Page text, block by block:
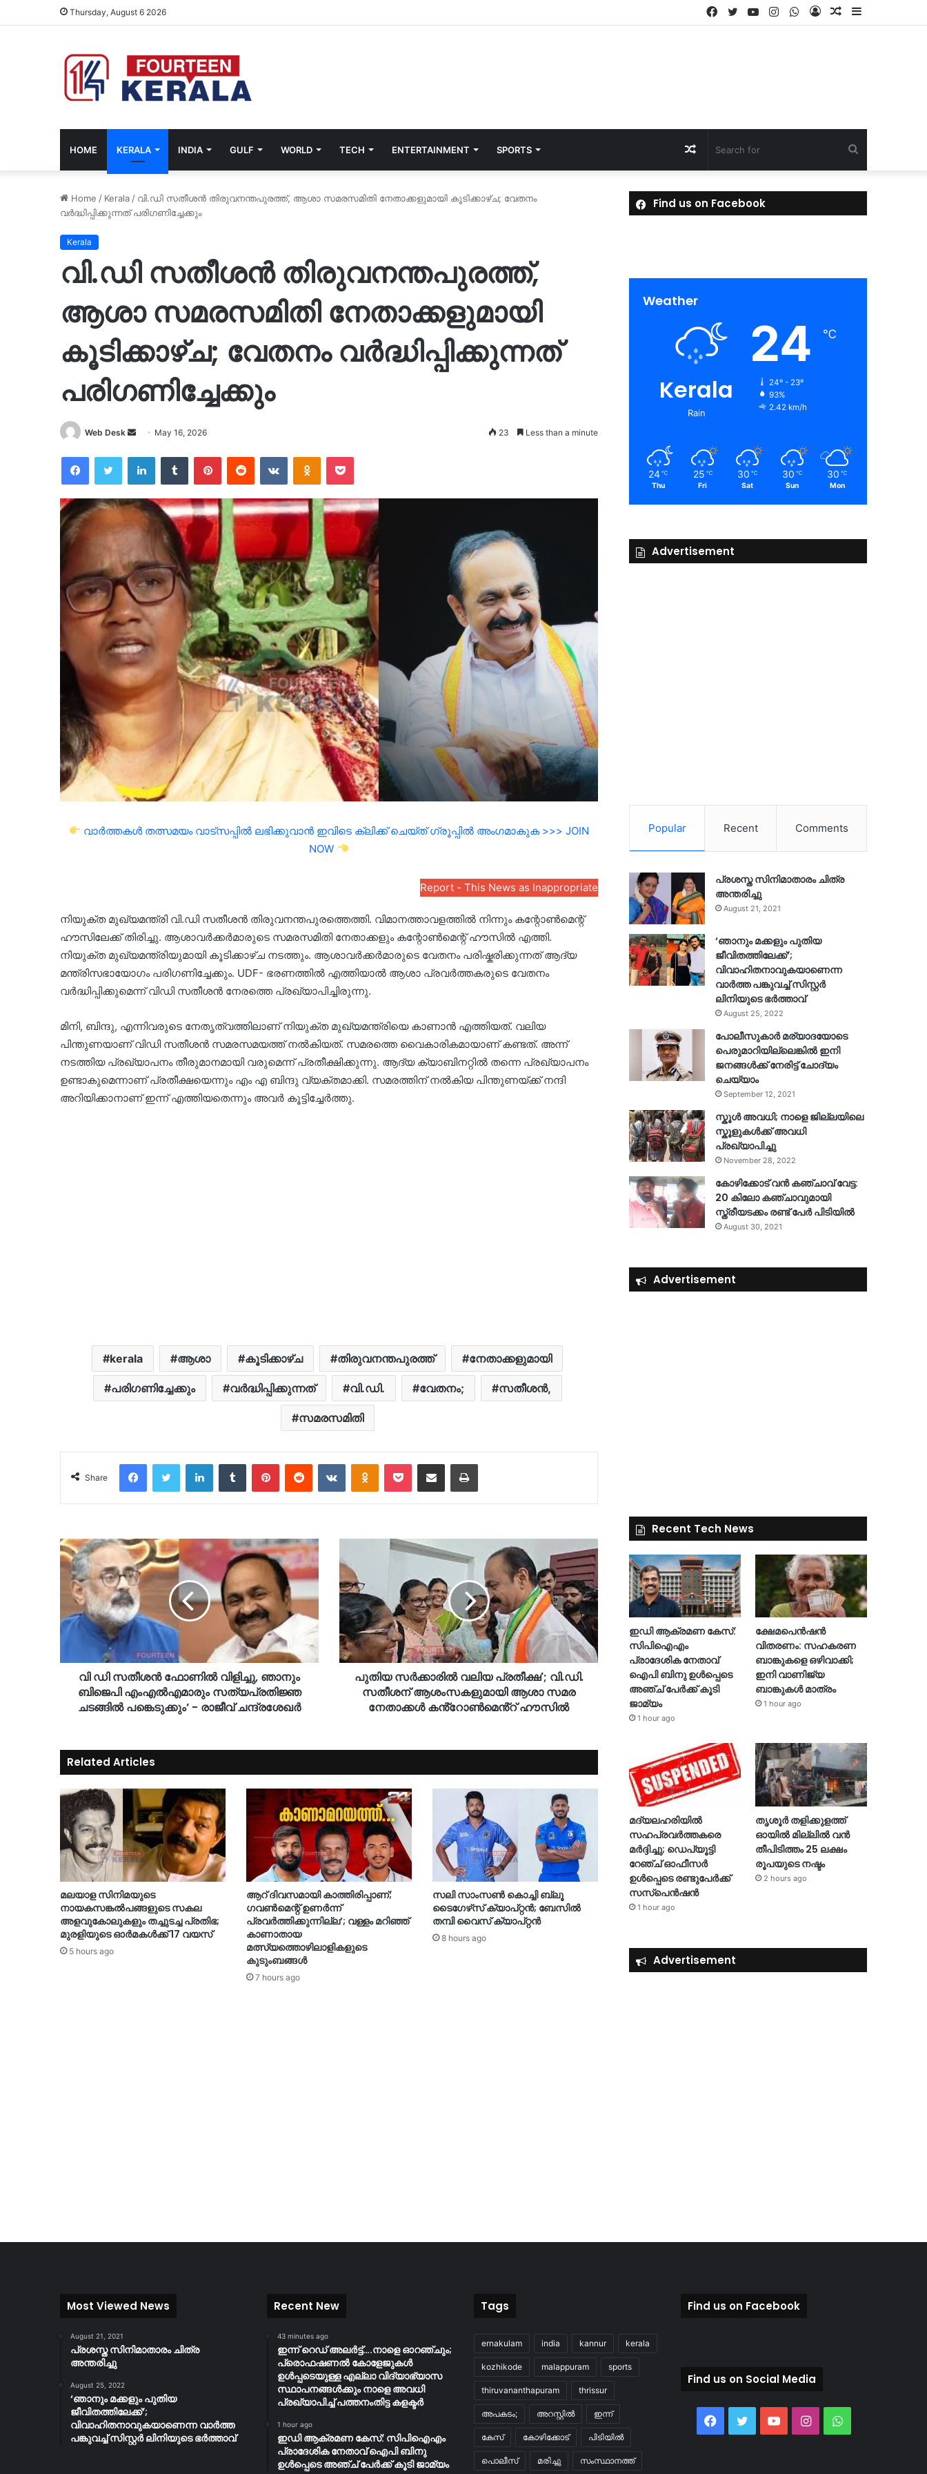
Thursday, August 6 2026 Sidebar
Random
Log
WhatsApp
Instagram
YouTube
Twitter
Facebook
HOME KERALA INDIA GULF WORLD TECH ENTERTAINMENT SPORTS
for
Random
Article
Home / Kerala / വി.ഡി സതീശൻ തിരുവനന്തപുരത്ത്, ആശാ സമരസമിതി നേതാക്കളുമായി കൂടിക്കാഴ്ച; വേതനം
വർദ്ധിപ്പിക്കുന്നത് പരിഗണിച്ചേക്കും
Kerala
വി.ഡി സതീശൻ തിരുവനന്തപുരത്ത്,
ആശാ സമരസമിതി നേതാക്കളുമായി
കൂടിക്കാഴ്ച; വേതനം വർദ്ധിപ്പിക്കുന്നത്
പരിഗണിച്ചേക്കും
Web Desk
Send
email
May 16, 2026 23 Less than a minute
FacebookTwitter LinkedInTumblr PinterestReddit VKontakteOdnoklassniki
Pocket
വാർത്തകൾ തത്സമയം വാട്സപ്പിൽ ലഭിക്കുവാൻ ഇവിടെ ക്ലിക്ക് ചെയ്ത് ഗ്രൂപ്പിൽ അംഗമാകുക >>> JOIN
NOW
Report - This News as Inappropriate
നിയുക്ത മുഖ്യമന്ത്രി വി.ഡി സതീശൻ തിരുവനന്തപുരത്തെത്തി. വിമാനത്താവളത്തിൽ നിന്നും കന്റോൺമെന്റ്
ഹൗസിലേക്ക് തിരിച്ചു. ആശാവർക്കർമാരുടെ സമരസമിതി നേതാക്കളും കന്റോൺമെന്റ് ഹൗസിൽ എത്തി.
നിയുക്ത മുഖ്യമന്ത്രിയുമായി കൂടിക്കാഴ്ച നടത്തും. ആശാവർക്കർമാരുടെ വേതനം പരിഷ്കരിക്കുന്നത് ആദ്യ
മന്ത്രിസഭായോഗം പരിഗണിച്ചേക്കും. UDF- ഭരണത്തിൽ എത്തിയാൽ ആശാ പ്രവർത്തകരുടെ വേതനം
വർദ്ധിപ്പിക്കുമെന്ന് വിഡി സതീശൻ നേരത്തെ പ്രഖ്യാപിച്ചിരുന്നു.
മിനി, ബിന്ദു, എന്നിവരുടെ നേതൃത്വത്തിലാണ് നിയുക്ത മുഖ്യമന്ത്രിയെ കാണാൻ എത്തിയത്. വലിയ
പിന്തുണയാണ് വിഡി സതീശൻ സമരസമയത്ത് നൽകിയത്. സമരത്തെ വൈകാരികമായാണ് കണ്ടത്. അന്ന്
നടത്തിയ പ്രഖ്യാപനം തീരുമാനമായി വരുമെന്ന് പ്രതീക്ഷിക്കുന്നു. ആദ്യ ക്യാബിനറ്റിൽ തന്നെ പ്രഖ്യാപനം
ഉണ്ടാകുമെന്നാണ് പ്രതീക്ഷയെന്നും എം എ ബിന്ദു വ്യക്തമാക്കി. സമരത്തിന് നൽകിയ പിന്തുണയ്ക്ക് നന്ദി
അറിയിക്കാനാണ് ഇന്ന് എത്തിയതെന്നും അവർ കൂട്ടിച്ചേർത്തു.
kerala ആശാ കൂടിക്കാഴ്ച തിരുവനന്തപുരത്ത് നേതാക്കളുമായി
പരി​ഗണിച്ചേക്കും വർദ്ധിപ്പിക്കുന്നത് വി.ഡി. വേതനം; സതീശൻ,
സമരസമിതി
Share
FacebookTwitter LinkedInTumblr PinterestReddit VKontakteOdnoklassniki
Pocket Share via Email Print
വി ഡി സതീശൻ ഫോണിൽ വിളിച്ചു, ഞാനും
ബിജെപി എംഎൽഎമാരും സത്യപ്രതിജ്ഞ
ചടങ്ങിൽ പങ്കെടുക്കും’ - രാജീവ് ചന്ദ്രശേഖർ
പുതിയ സർക്കാരിൽ വലിയ പ്രതീക്ഷ'; വി.ഡി.
സതീശന് ആശംസകളുമായി ആശാ സമര
നേതാക്കൾ കൻ്റോൺമെൻ്റ് ഹൗസിൽ
Related Articles
മലയാള സിനിമയുടെ
നായകസങ്കല്‍പങ്ങളുടെ സകല
അളവുകോലുകളും തച്ചുടച്ച പ്രതിഭ;
മുരളിയുടെ ഓര്‍മകള്‍ക്ക് 17 വയസ്
5 hours ago
ആറ് ദിവസമായി കാത്തിരിപ്പാണ്;
ഗവണ്‍മെന്റ് ഉണര്‍ന്ന്
പ്രവര്‍ത്തിക്കുന്നില്ല’; വള്ളം മറിഞ്ഞ്
കാണാതായ
മത്സ്യത്തൊഴിലാളികളുടെ
കുടുംബങ്ങള്‍
7 hours ago
സലി സാംസണ്‍ കൊച്ചി ബ്ലൂ
ടൈഗേഴ്‌സ് ക്യാപ്റ്റന്‍; ബേസില്‍
തമ്പി വൈസ് ക്യാപ്റ്റന്‍
8 hours ago
Find us on Facebook
Weather
Kerala
Rain
24 ℃
24º - 23º
93%
2.42 km/h
24 ℃
Thu
25 ℃
Fri
30 ℃
Sat
30 ℃
Sun
30 ℃
Mon
Advertisement
Popular Recent Comments
പ്രശസ്ത സിനിമാതാരം ചിത്ര
അന്തരിച്ചു
August 21, 2021
‘ഞാനും മക്കളും പുതിയ
ജീവിതത്തിലേക്ക്’;
വിവാഹിതനാവുകയാണെന്ന
വാർത്ത പങ്കുവച്ച് സിസ്റ്റർ
ലിനിയുടെ ഭർത്താവ്
August 25, 2022
പോലീസുകാര്‍ മര്യാദയോടെ
പെരുമാറിയില്ലെങ്കില്‍ ഇനി
ജനങ്ങള്‍ക്ക് നേരിട്ട് ചോദ്യം
ചെയ്യാം
September 12, 2021
സ്കൂൾ അവധി; നാളെ ജില്ലയിലെ
സ്കൂളുകൾക്ക് അവധി
പ്രഖ്യാപിച്ചു
November 28, 2022
കോഴിക്കോട് വൻ കഞ്ചാവ് വേട്ട:
20 കിലോ കഞ്ചാവുമായി
സ്ത്രീയടക്കം രണ്ട് പേർ പിടിയിൽ
August 30, 2021
Advertisement
Recent Tech News
ഇഡി ആക്രമണ കേസ്:
സിപിഐഎം
പ്രാദേശിക നേതാവ്
ഐപി ബിനു ഉൾപ്പെടെ
അഞ്ച് പേർക്ക് കൂടി
ജാമ്യം
1 hour ago
ക്ഷേമപെൻഷൻ
വിതരണം: സഹകരണ
ബാങ്കുകളെ ഒഴിവാക്കി;
ഇനി വാണിജ്യ
ബാങ്കുകൾ മാത്രം
1 hour ago
മദ്യലഹരിയിൽ
സഹപ്രവർത്തകരെ
മർദ്ദിച്ചു; ഡെപ്യൂട്ടി
റേഞ്ച് ഓഫീസർ
ഉൾപ്പെടെ രണ്ടുപേർക്ക്
സസ്‌പെൻഷൻ
1 hour ago
തൃശൂര്‍ തളിക്കുളത്ത്
ഓയില്‍ മില്ലില്‍ വൻ
തീപിടിത്തം 25 ലക്ഷം
രൂപയുടെ നഷ്ടം
2 hours ago
Advertisement
Most Viewed News
August 21, 2021
പ്രശസ്ത സിനിമാതാരം ചിത്ര
അന്തരിച്ചു
August 25, 2022
‘ഞാനും മക്കളും പുതിയ
ജീവിതത്തിലേക്ക്’;
വിവാഹിതനാവുകയാണെന്ന വാർത്ത
പങ്കുവച്ച് സിസ്റ്റർ ലിനിയുടെ ഭർത്താവ്
Recent New
43 minutes ago
ഇന്ന് റെഡ് അലർട്ട്….നാളെ ഓറഞ്ചും;
പ്രൊഫഷണൽ കോളേജുകൾ
ഉൾപ്പടെയുള്ള എല്ലാ വിദ്യാഭ്യാസ
സ്ഥാപനങ്ങൾക്കും നാളെ അവധി
പ്രഖ്യാപിച്ച് പത്തനംതിട്ട കളക്ടർ
1 hour ago
ഇഡി ആക്രമണ കേസ്: സിപിഐഎം
പ്രാദേശിക നേതാവ് ഐപി ബിനു
ഉൾപ്പെടെ അഞ്ച് പേർക്ക് കൂടി ജാമ്യം
Tags
ernakulam india kannur kerala
kozhikode malappuram sports
thiruvananthapuram thrissur
അപകടം; അറസ്റ്റിൽ ഇന്ന്
കേസ് കോഴിക്കോട് പിടിയിൽ
പൊലീസ് മരിച്ചു സംസ്ഥാനത്ത്
Find us on Facebook
Find us on Social Media
Facebook
TwitterYouTubeInstagramWhatsApp